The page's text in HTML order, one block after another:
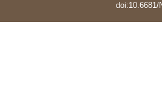
doi:10.6681/